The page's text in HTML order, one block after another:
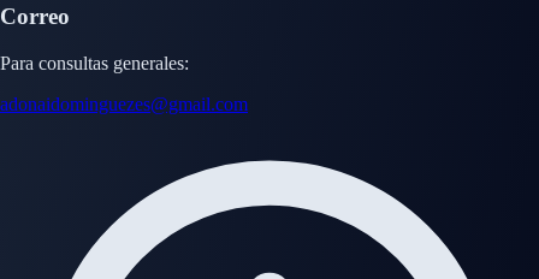
Correo
Para consultas generales:
adonaidominguezes@gmail.com